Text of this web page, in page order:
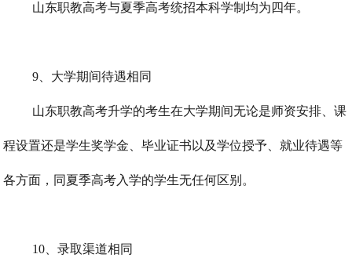
山东职教高考与夏季高考统招本科学制均为四年。
9、大学期间待遇相同
山东职教高考升学的考生在大学期间无论是师资安排、课
程设置还是学生奖学金、毕业证书以及学位授予、就业待遇等
各方面，同夏季高考入学的学生无任何区别。
10、录取渠道相同